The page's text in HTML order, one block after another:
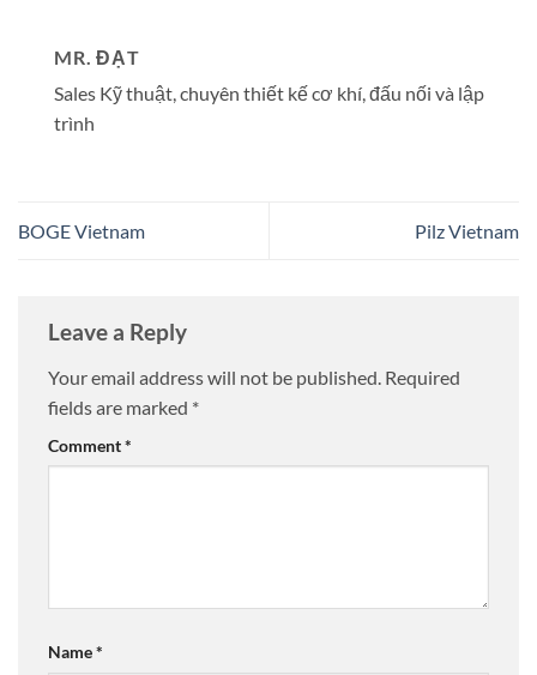
MR. ĐẠT
Sales Kỹ thuật, chuyên thiết kế cơ khí, đấu nối và lập
trình
BOGE Vietnam Pilz Vietnam
Leave a Reply
Your email address will not be published. Required
fields are marked *
Comment*
Name*